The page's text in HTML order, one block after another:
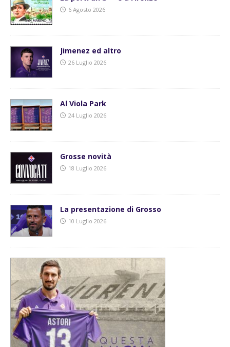
6 Agosto 2026
Jimenez ed altro
26 Luglio 2026
Al Viola Park
24 Luglio 2026
Grosse novità
18 Luglio 2026
La presentazione di Grosso
10 Luglio 2026